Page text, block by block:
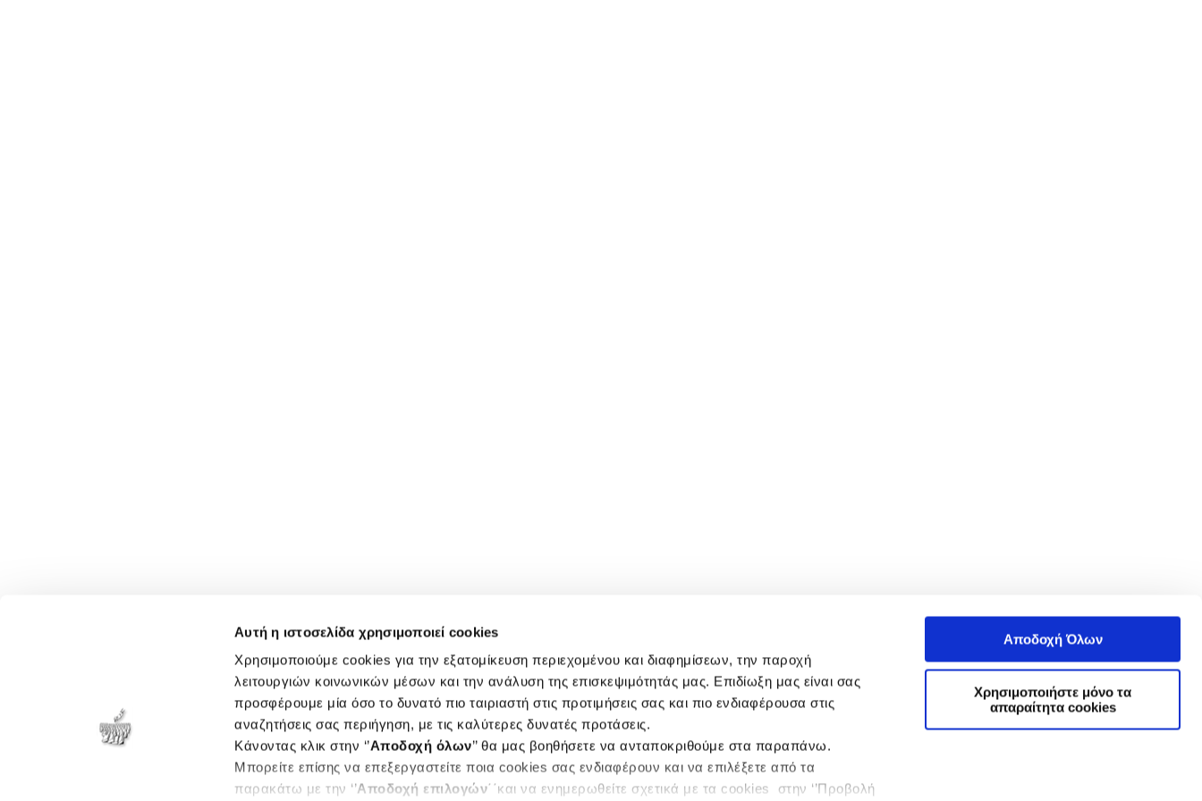
Αυτή η ιστοσελίδα χρησιμοποιεί cookies
Χρησιμοποιούμε cookies για την εξατομίκευση περιεχομένου και διαφημίσεων, την παροχή
λειτουργιών κοινωνικών μέσων και την ανάλυση της επισκεψιμότητάς μας. Επιδίωξη μας είναι σας
προσφέρουμε μία όσο το δυνατό πιο ταιριαστή στις προτιμήσεις σας και πιο ενδιαφέρουσα στις
αναζητήσεις σας περιήγηση, με τις καλύτερες δυνατές προτάσεις.
Κάνοντας κλικ στην ‘’Αποδοχή όλων’’ θα μας βοηθήσετε να ανταποκριθούμε στα παραπάνω.
Μπορείτε επίσης να επεξεργαστείτε ποια cookies σας ενδιαφέρουν και να επιλέξετε από τα
παρακάτω με την ‘’Αποδοχή επιλογών΄΄και να ενημερωθείτε σχετικά με τα cookies στην ‘’Προβολή
Αποδοχή Όλων
Χρησιμοποιήστε μόνο τα
απαραίτητα cookies